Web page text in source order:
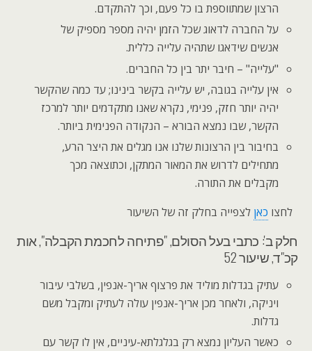
הרצון שמתווספת בו כל פעם, וכך להתקדם.
על החברה לדאוג שכל הזמן יהיה מספר מספיק של
אנשים שידאגו שתהיה עלייה כללית.
"עלייה" – חיבר יתר בין כל החברים.
אין עלייה בגובה, יש עלייה בקשר בינינו; עד כמה שהקשר
יהיה יותר חזק, פנימי, נקרא שאנו מתקדמים יותר למרכז
הקשר, שבו נמצא הבורא – הנקודה הפנימית ביותר.
בחיבור בין הרצונות שלנו אנו מגלים את היצר הרע,
מתחילים לדרוש את המאור המתקן, וכתוצאה מכך
מקבלים את התורה.
לחצו כאן לצפייה בחלק זה של השיעור
חלק ב': כתבי בעל הסולם, "פתיחה לחכמת הקבלה", אות
קכ"ד, שיעור 52
עתיק בגדלות מוליד את פרצוף אריך-אנפין, בשלבי עיבור
ויניקה, ולאחר מכן אריך-אנפין עולה לעתיק ומקבל משם
גדלות.
כאשר העליון נמצא רק בגלגלתא-עיניים, אין לו קשר עם